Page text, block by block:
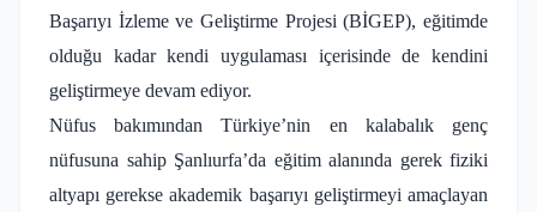
Başarıyı İzleme ve Geliştirme Projesi (BİGEP), eğitimde
olduğu kadar kendi uygulaması içerisinde de kendini
geliştirmeye devam ediyor.
Nüfus bakımından Türkiye’nin en kalabalık genç
nüfusuna sahip Şanlıurfa’da eğitim alanında gerek fiziki
altyapı gerekse akademik başarıyı geliştirmeyi amaçlayan